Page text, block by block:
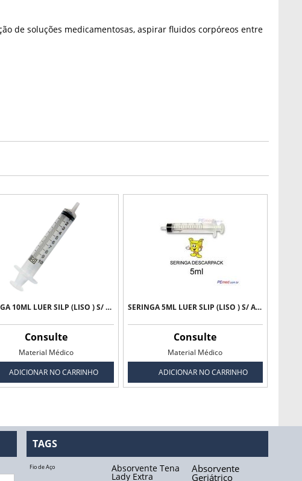
de soluções medicamentosas, aspirar fluidoscorpóreos entre
SERINGA 10ML LUER SILP (LISO ) S/ AGULHA - BD
Consulte
Material Médico
ADICIONAR NO CARRINHO
SERINGA 5ML LUER SLIP (LISO ) S/ AGULHA - DESCARPACK
Consulte
Material Médico
ADICIONAR NO CARRINHO
TAGS
Fio de Aço Absorvente Tena
Lady Extra
Absorvente
Geriátrico